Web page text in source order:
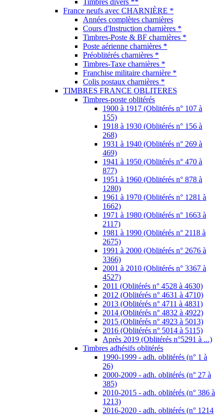
Timbres divers **
France neufs avec CHARNIÈRE *
Années complètes charnières
Cours d'Instruction charnières *
Timbres-Poste & BF charnières *
Poste aérienne charnières *
Préoblitérés charnières *
Timbres-Taxe charnières *
Franchise militaire charnière *
Colis postaux charnières *
TIMBRES FRANCE OBLITERES
Timbres-poste oblitérés
1900 à 1917 (Oblitérés n° 107 à
155)
1918 à 1930 (Oblitérés n° 156 à
268)
1931 à 1940 (Oblitérés n° 269 à
469)
1941 à 1950 (Oblitérés n° 470 à
877)
1951 à 1960 (Oblitérés n° 878 à
1280)
1961 à 1970 (Oblitérés n° 1281 à
1662)
1971 à 1980 (Oblitérés n° 1663 à
2117)
1981 à 1990 (Oblitérés n° 2118 à
2675)
1991 à 2000 (Oblitérés n° 2676 à
3366)
2001 à 2010 (Oblitérés n° 3367 à
4527)
2011 (Oblitérés n° 4528 à 4630)
2012 (Oblitérés n° 4631 à 4710)
2013 (Oblitérés n° 4711 à 4831)
2014 (Oblitérés n° 4832 à 4922)
2015 (Oblitérés n° 4923 à 5013)
2016 (Oblitérés n° 5014 à 5115)
Après 2019 (Oblitérés n°5291 à ...)
Timbres adhésifs oblitérés
1990-1999 - adh. oblitérés (n° 1 à
26)
2000-2009 - adh. oblitérés (n° 27 à
385)
2010-2015 - adh. oblitérés (n° 386 à
1213)
2016-2020 - adh. oblitérés (n° 1214